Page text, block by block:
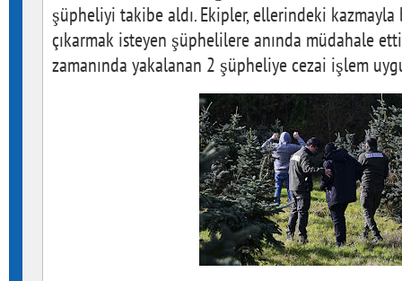
şüpheliyi takibe aldı. Ekipler, ellerindeki
çıkarmak isteyen şüphelilere anında müdahale
zamanında yakalanan 2 şüpheliye cezai işlem